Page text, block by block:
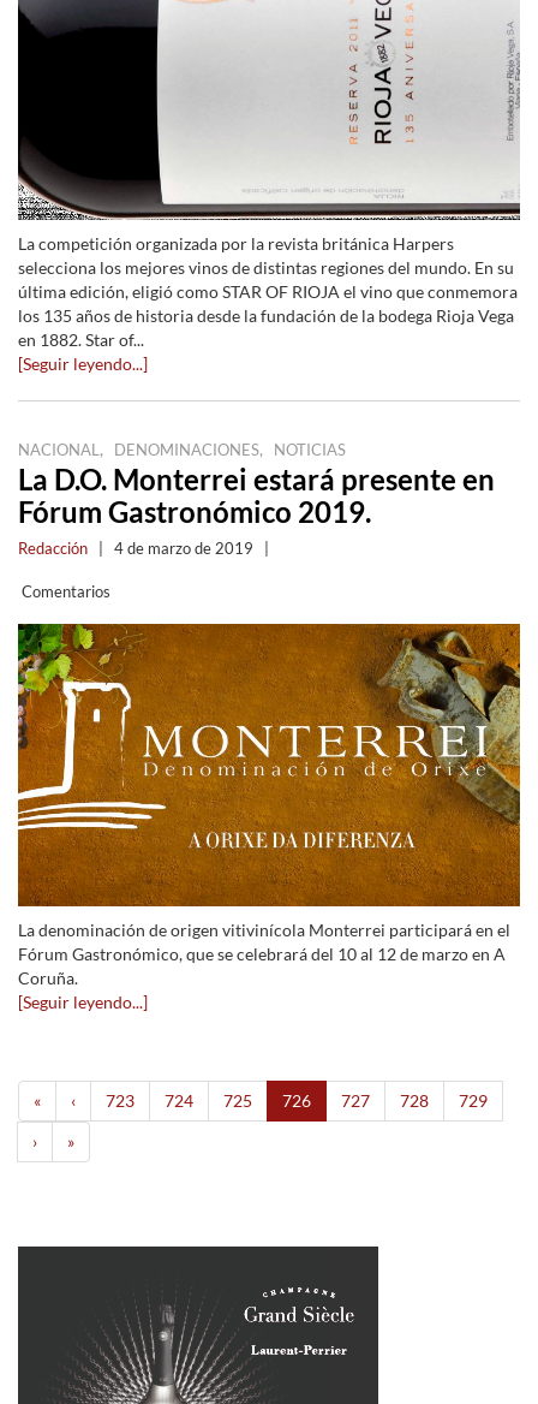
La competición organizada por la revista británica Harpers
selecciona los mejores vinos de distintas regiones del mundo. En su
última edición, eligió como STAR OF RIOJA el vino que conmemora
los 135 años de historia desde la fundación de la bodega Rioja Vega
en 1882. Star of...
[Seguir leyendo...]
NACIONAL , DENOMINACIONES, NOTICIAS
La D.O. Monterrei estará presente en
Fórum Gastronómico 2019.
Redacción 4 de marzo de 2019
Comentarios
La denominación de origen vitivinícola Monterrei participará en el
Fórum Gastronómico, que se celebrará del 10 al 12 de marzo en A
Coruña.
[Seguir leyendo...]
« ‹ 723 724 725 726 727 728
729
›
»